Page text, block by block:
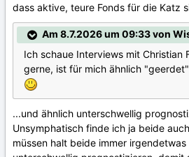
dass aktive, teure Fonds für die Katz
Am 8.7.2026 um 09:33 von
Ich schaue Interviews mit Christian
gerne, ist für mich ähnlich
...und ähnlich unterschwellig
Unsymphatisch finde ich ja beide
müssen halt beide immer irgendetwas